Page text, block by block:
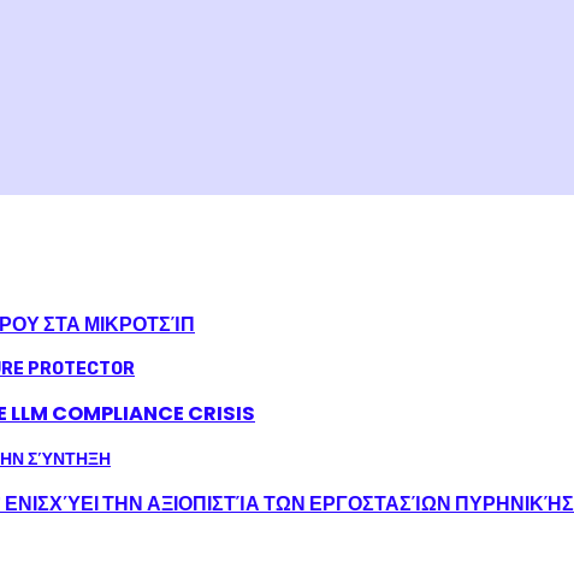
ΣΤΑ ΜΙΚΡΟΤΣΊΠ
LLM COMPLIANCE CRISIS
ΤΗΝ ΑΞΙΟΠΙΣΤΊΑ ΤΩΝ ΕΡΓΟΣΤΑΣΊΩΝ